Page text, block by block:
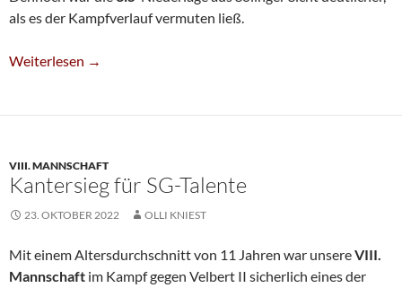
als es der Kampfverlauf vermuten ließ.
SW Remscheid Zu Stark Für Sechste
Weiterlesen →
VIII. MANNSCHAFT
Kantersieg für SG-Talente
23. OKTOBER 2022 OLLI KNIEST
Mit einem Altersdurchschnitt von 11 Jahren war unsereVIII.
Mannschaft im Kampf gegen Velbert II sicherlich eines der